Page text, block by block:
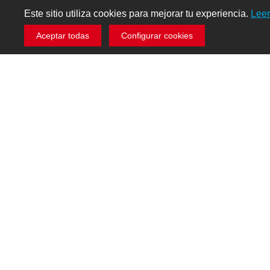
Este sitio utiliza cookies para mejorar tu experiencia.
Aceptar todas Configurar cookies